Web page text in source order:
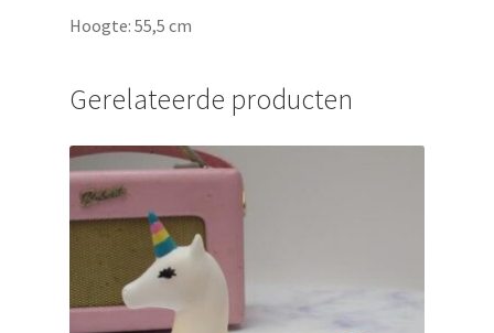
Hoogte: 55,5 cm
Gerelateerde producten